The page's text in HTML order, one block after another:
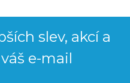
slev, akcí a
e-mail